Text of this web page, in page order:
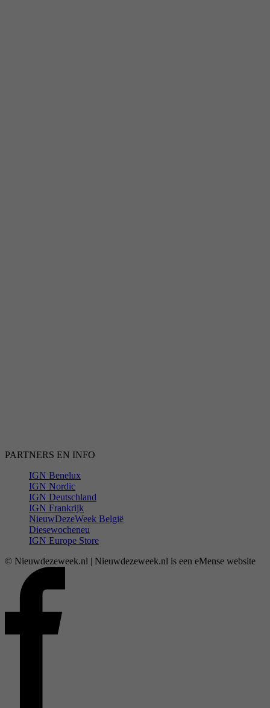
PARTNERS EN INFO
IGN Benelux
IGN Nordic
IGN Deutschland
IGN Frankrijk
NieuwDezeWeek België
Diesewocheneu
IGN Europe Store
© Nieuwdezeweek.nl | Nieuwdezeweek.nl is een eMense website